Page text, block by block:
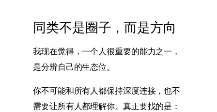
同类不是圈子，而是方向
我现在觉得，一个人很重要的能力之一，
是分辨自己的生态位。
你不可能和所有人都保持深度连接，也不
需要让所有人都理解你。真正要找的是：